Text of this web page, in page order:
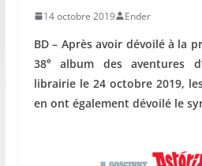
14 octobre 2019 Ender
BD – Après avoir dévoilé à la
38ealbum des aventures
librairie le 24 octobre 2019,
en ont également dévoilé le